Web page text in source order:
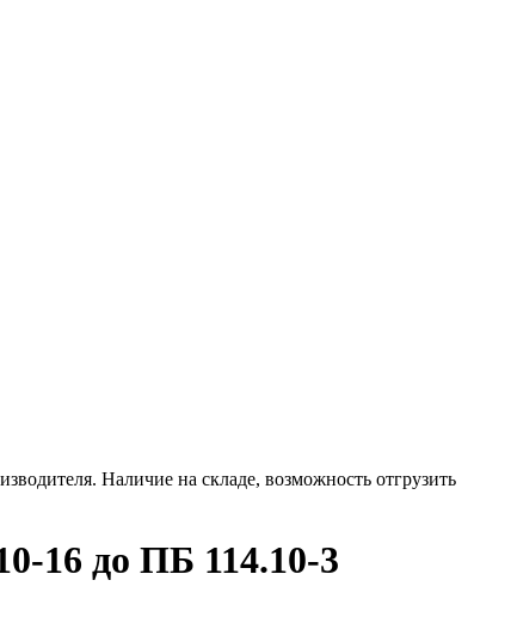
Наличие на складе, возможность отгрузить
16 до ПБ 114.10-3